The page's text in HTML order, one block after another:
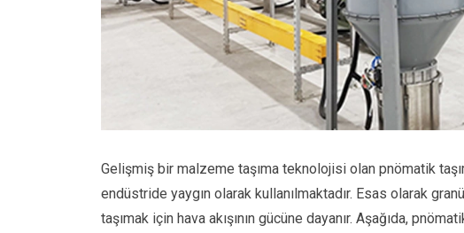
Gelişmiş bir malzeme taşıma teknolojisi olan pnömatik
endüstride yaygın olarak kullanılmaktadır. Esas olarak
taşımak için hava akışının gücüne dayanır. Aşağıda,